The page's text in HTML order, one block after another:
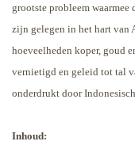
grootste probleem
zijn gelegen in het hart van
hoeveelheden koper, goud
vernietigd en geleid tot tal
onderdrukt door
Inhoud: